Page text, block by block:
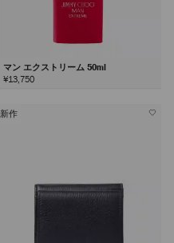
マン エクストリーム 50ml
¥13,750
新作